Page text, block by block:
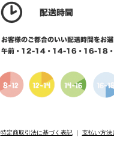
特定商取引法に基づく表記｜ 支払い方法